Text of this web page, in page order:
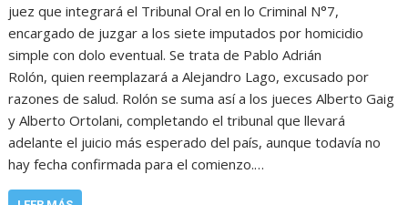
juez que integrará el Tribunal Oral en lo Criminal N°7,
encargado de juzgar a los siete imputados por homicidio
simple con dolo eventual. Se trata de Pablo Adrián
Rolón, quien reemplazará a Alejandro Lago, excusado por
razones de salud. Rolón se suma así a los jueces Alberto Gaig
y Alberto Ortolani, completando el tribunal que llevará
adelante el juicio más esperado del país, aunque todavía no
hay fecha confirmada para el comienzo.…